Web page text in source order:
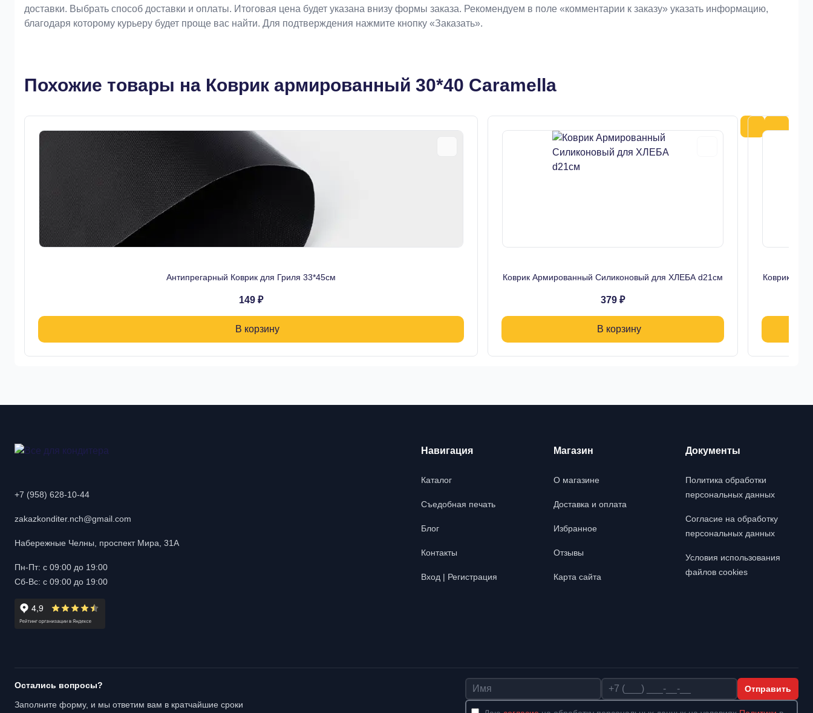
доставки. Выбрать способ доставки и оплаты. Итоговая цена будет указана внизу формы заказа. Рекомендуем в поле «комментарии к заказу» указать информацию,
благодаря которому курьеру будет проще вас найти. Для подтверждения нажмите кнопку «Заказать».
Похожие товары на Коврик армированный 30*40 Caramella
Антипрегарный Коврик для Гриля 33*45см
149 ₽
В корзину
Коврик Армированный Силиконовый для ХЛЕБА d21см
379 ₽
В корзину
Коврик
+7 (958) 628-10-44
zakazkonditer.nch@gmail.com
Набережные Челны, проспект Мира, 31А
Пн-Пт: с 09:00 до 19:00
Сб-Вс: с 09:00 до 19:00
Навигация
Каталог
Съедобная печать
Блог
Контакты
Вход | Регистрация
Магазин
О магазине
Доставка и оплата
Избранное
Отзывы
Карта сайта
Документы
Политика обработки
персональных данных
Согласие на обработку
персональных данных
Условия использования
файлов cookies
Остались вопросы?
Заполните форму, и мы ответим вам в кратчайшие сроки
Имя Телефон Отправить